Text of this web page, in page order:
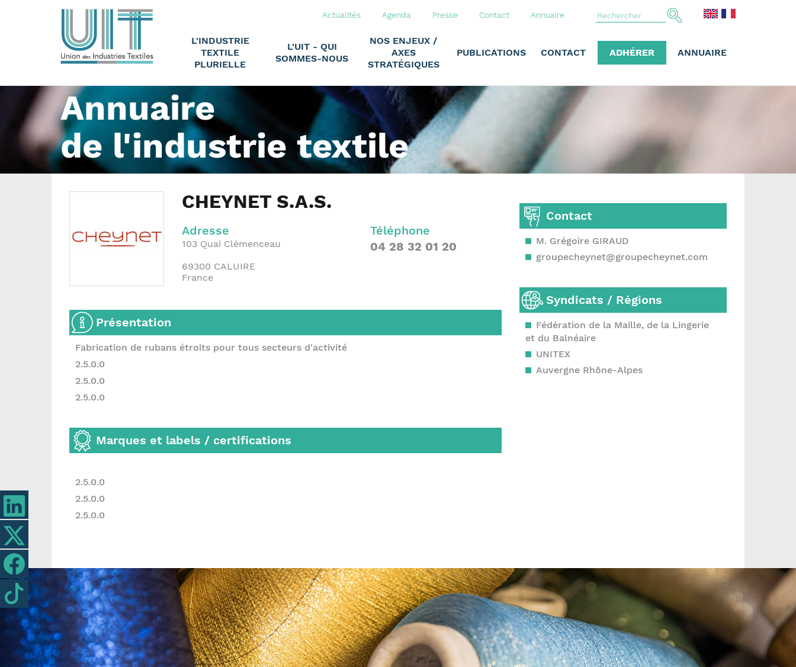
Actualités Agenda Presse Contact Annuaire
L'INDUSTRIE
TEXTILE
PLURIELLE
L'UIT - QUI
SOMMES-NOUS
NOS ENJEUX /
AXES
STRATÉGIQUES
PUBLICATIONS CONTACT ADHÉRER ANNUAIRE
Annuaire
de l'industrie textile
CHEYNET S.A.S.
Adresse
103 Quai Clémenceau
69300 CALUIRE
France
Téléphone
04 28 32 01 20
Présentation
Fabrication de rubans étroits pour tous secteurs d'activité
2.5.0.0
2.5.0.0
2.5.0.0
Marques et labels / certifications
2.5.0.0
2.5.0.0
2.5.0.0
Contact
M. Grégoire GIRAUD
groupecheynet@groupecheynet.com
Syndicats / Régions
Fédération de la Maille, de la Lingerie
et du Balnéaire
UNITEX
Auvergne Rhône-Alpes